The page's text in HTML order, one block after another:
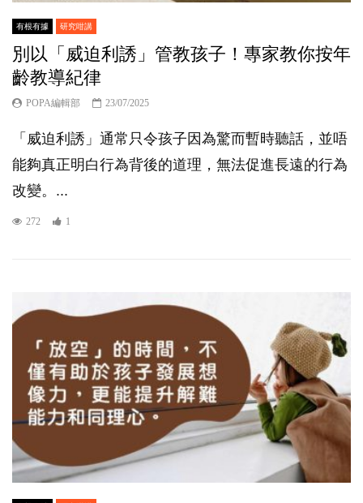
有根有據 研究咁講
別以「威迫利誘」管教孩子！專家教你按年
齡教導紀律
POPA編輯部 23/07/2025
「威迫利誘」通常只令孩子因為驚而暫時聽話，並唔
能夠真正明白行為背後的道理，無法促進長遠的行為
改變。...
272 1